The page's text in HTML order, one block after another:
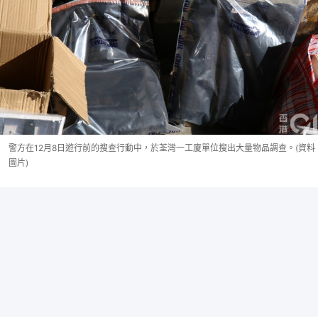
警方在12月8日遊行前的搜查行動中，於荃灣一工廈單位搜出大量物品調查。(資料
圖片)